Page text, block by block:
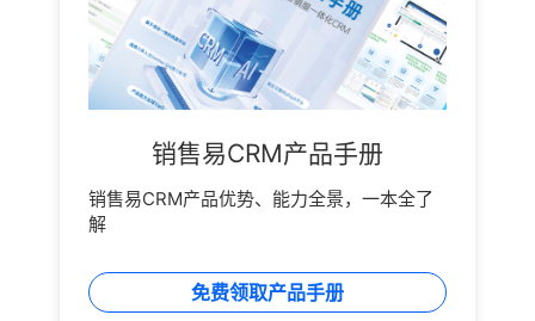
销售易CRM产品手册
销售易CRM产品优势、能力全景，一本全了
解
免费领取产品手册